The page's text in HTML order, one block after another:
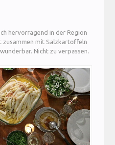
hervorragend in der Region
zusammen mit Salzkartoffeln
Nicht zu verpassen.